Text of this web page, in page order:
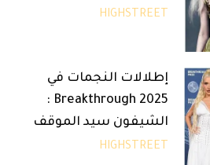
HIGHSTREET
إطلالات النجمات في
Breakthrough 2025 :
الشيفون سيد الموقف
HIGHSTREET